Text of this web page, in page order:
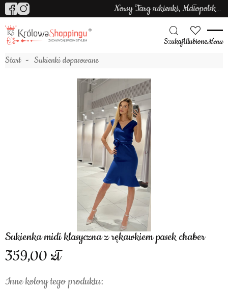
Nowy Targ sukienki, Małopolska sukienki
SzukajUlubioneMenu
Start Sukienki dopasowane
Sukienka midi klasyczna z rękawkiem pasek chaber
359,00
Inne kolory tego produktu: